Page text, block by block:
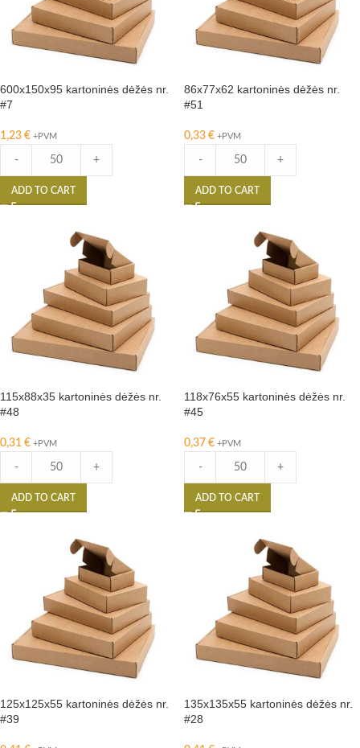
600x150x95 kartoninės dėžės nr.
#7
1,23 € +PVM
- +
ADD TO CART
86x77x62 kartoninės dėžės nr.
#51
0,33 € +PVM
- +
ADD TO CART
115x88x35 kartoninės dėžės nr.
#48
0,31 € +PVM
- +
ADD TO CART
118x76x55 kartoninės dėžės nr.
#45
0,37 € +PVM
- +
ADD TO CART
125x125x55 kartoninės dėžės nr.
#39
135x135x55 kartoninės dėžės nr.
#28